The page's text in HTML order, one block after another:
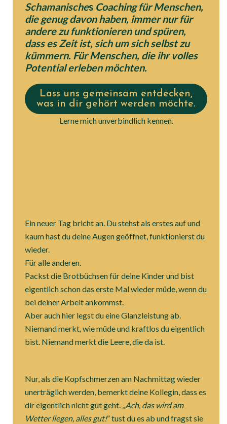
Schamanisches Coaching für Menschen,
die genug davon haben, immer nur für
andere zu funktionieren und spüren,
dass es Zeit ist, sich um sich selbst zu
kümmern. Für Menschen, die ihr volles
Potential erleben möchten.
Lass uns gemeinsam entdecken,
was in dir gehört werden möchte.
Lerne mich unverbindlich kennen.
Ein neuer Tag bricht an. Du stehst als erstes auf und
kaum hast du deine Augen geöffnet, funktionierst du
wieder.
Für alle anderen.
Packst die Brotbüchsen für deine Kinder und bist
eigentlich schon das erste Mal wieder müde, wenn du
bei deiner Arbeit ankommst.
Aber auch hier legst du eine Glanzleistung ab.
Niemand merkt, wie müde und kraftlos du eigentlich
bist. Niemand merkt die Leere, die da ist.
Nur, als die Kopfschmerzen am Nachmittag wieder
unerträglich werden, bemerkt deine Kollegin, dass es
dir eigentlich nicht gut geht.
„Ach, das wird am
Wetter liegen, alles gut!” tust du es ab und fragst sie